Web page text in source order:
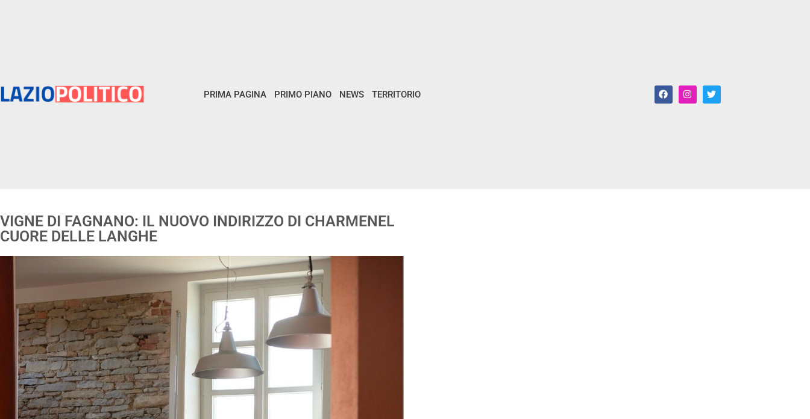
PRIMA PAGINA PRIMO PIANO NEWS TERRITORIO
VIGNE DI FAGNANO: IL NUOVO INDIRIZZO DI CHARMENEL
CUORE DELLE LANGHE